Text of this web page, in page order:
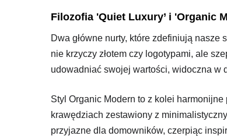
Filozofia 'Quiet Luxury’ i 'Organic
Dwa główne nurty, które zdefiniują
nie krzyczy złotem czy logotypami, ale
udowadniać swojej wartości, widoczna w
Styl Organic Modern to z kolei
krawędziach zestawiony z
przyjazne dla domowników, czerpiąc